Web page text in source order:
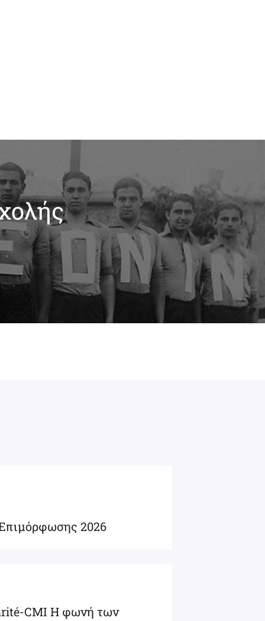
2026
CMI Η φωνή των